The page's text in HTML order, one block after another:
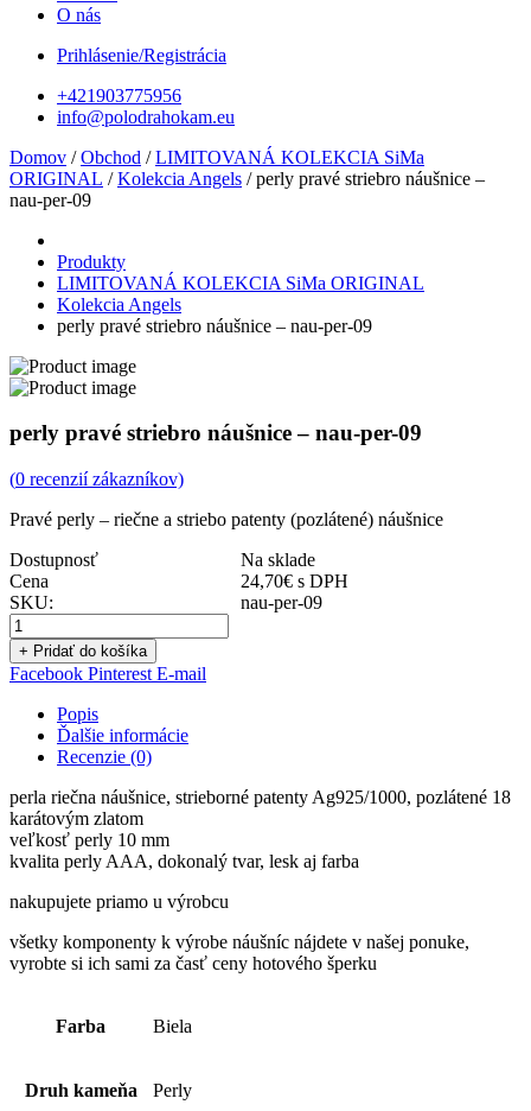
O nás
Prihlásenie/Registrácia
+421903775956
info@polodrahokam.eu
Domov /Obchod /LIMITOVANÁ KOLEKCIA SiMa
ORIGINAL /Kolekcia Angels / perly pravé striebro náušnice –
nau-per-09
Produkty
LIMITOVANÁ KOLEKCIA SiMa ORIGINAL
Kolekcia Angels
perly pravé striebro náušnice – nau-per-09
perly pravé striebro náušnice – nau-per-09
(0 recenzií zákazníkov)
Pravé perly – riečne a striebo patenty (pozlátené) náušnice
Dostupnosť
Na sklade
Cena
24,70€ s DPH
SKU:
nau-per-09
+ Pridať do košíka
Facebook Pinterest E-mail
Popis
Ďalšie informácie
Recenzie (0)
perla riečna náušnice, strieborné patenty Ag925/1000, pozlátené 18
karátovým zlatom
veľkosť perly 10 mm
kvalita perly AAA, dokonalý tvar, lesk aj farba
nakupujete priamo u výrobcu
všetky komponenty k výrobe náušníc nájdete v našej ponuke,
vyrobte si ich sami za časť ceny hotového šperku
Farba Biela
Druh kameňa Perly